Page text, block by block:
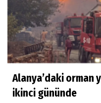
Alanya’daki orman
ikinci gününde